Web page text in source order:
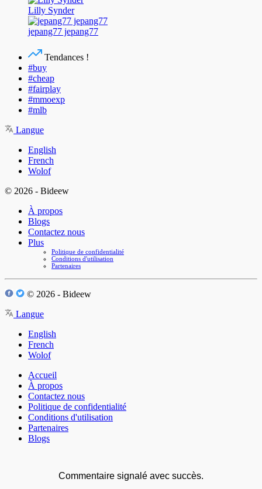
Lilly Synder
jepang77 jepang77
Tendances !
#buy
#cheap
#fairplay
#mmoexp
#mlb
Langue
English
French
Wolof
© 2026 - Bideew
À propos
Blogs
Contactez nous
Plus
Politique de confidentialité
Conditions d'utilisation
Partenaires
© 2026 - Bideew
Langue
English
French
Wolof
Accueil
À propos
Contactez nous
Politique de confidentialité
Conditions d'utilisation
Partenaires
Blogs
Commentaire signalé avec succès.